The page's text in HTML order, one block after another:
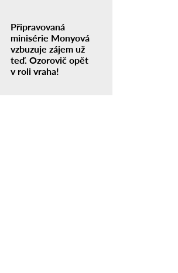
Připravovaná
minisérie Monyová
vzbuzuje zájem už
teď. Ozorovič opět
v roli vraha!